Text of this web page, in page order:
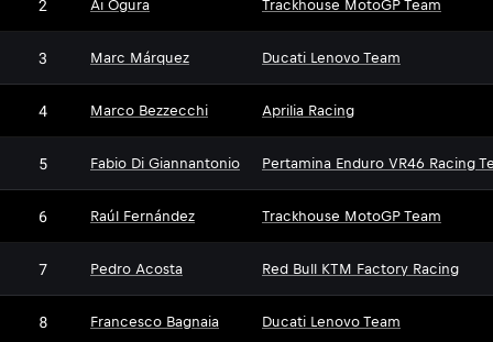
2 Ai Ogura Trackhouse MotoGP Team
3 Marc Márquez Ducati Lenovo Team
4 Marco Bezzecchi Aprilia Racing
5 Fabio Di Giannantonio Pertamina Enduro VR46 Racing
6 Raúl Fernández Trackhouse MotoGP Team
7 Pedro Acosta Red Bull KTM Factory Racing
8 Francesco Bagnaia Ducati Lenovo Team